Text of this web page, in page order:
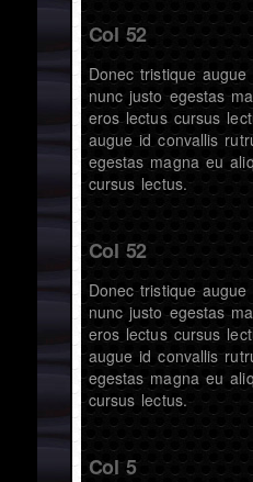
Col 52
Donec tristique
nunc justo egestas
eros lectus cursus
augue id convallis
egestas magna eu
cursus lectus.
Col 52
Donec tristique
nunc justo egestas
eros lectus cursus
augue id convallis
egestas magna eu
cursus lectus.
Col 5